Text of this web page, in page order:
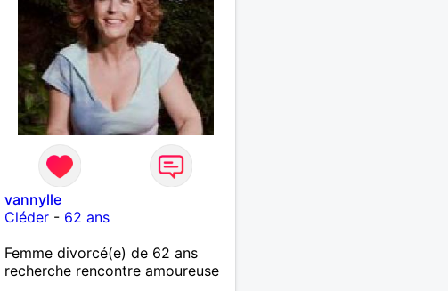
vannylle
Cléder - 62 ans
Femme divorcé(e) de 62 ans
recherche rencontre amoureuse